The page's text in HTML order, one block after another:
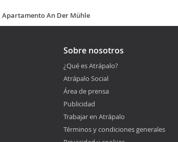
Apartamento An Der Mühle
Sobre nosotros
¿Qué es Atrápalo?
Atrápalo Social
Área de prensa
Publicidad
Trabajar en Atrápalo
Términos y condiciones generales